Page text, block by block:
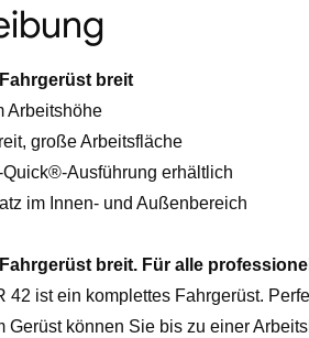
breit
Arbeitshöhe
große Arbeitsfläche
Ausführung erhältlich
im Innen- und Außenbereich
Fahrgerüst breit. Für alle
42 ist ein komplettes Fahrgerüst.
Gerüst können Sie bis zu einer